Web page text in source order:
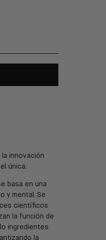
innovación
única.
basa en una
y mental. Se
científicos
la función de
ingredientes
la